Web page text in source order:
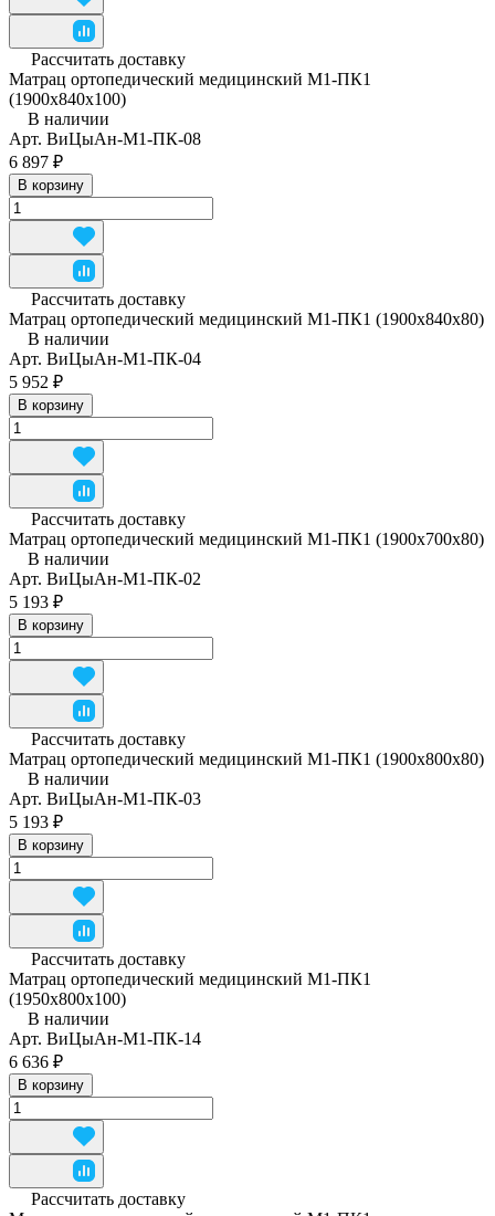
Рассчитать доставку
Матрац ортопедический медицинский М1-ПК1
(1900x840x100)
В наличии
Арт. ВиЦыАн-М1-ПК-08
6 897 ₽
В корзину
Рассчитать доставку
Матрац ортопедический медицинский М1-ПК1 (1900x840x80)
В наличии
Арт. ВиЦыАн-М1-ПК-04
5 952 ₽
В корзину
Рассчитать доставку
Матрац ортопедический медицинский М1-ПК1 (1900х700х80)
В наличии
Арт. ВиЦыАн-М1-ПК-02
5 193 ₽
В корзину
Рассчитать доставку
Матрац ортопедический медицинский М1-ПК1 (1900х800х80)
В наличии
Арт. ВиЦыАн-М1-ПК-03
5 193 ₽
В корзину
Рассчитать доставку
Матрац ортопедический медицинский М1-ПК1
(1950x800x100)
В наличии
Арт. ВиЦыАн-М1-ПК-14
6 636 ₽
В корзину
Рассчитать доставку